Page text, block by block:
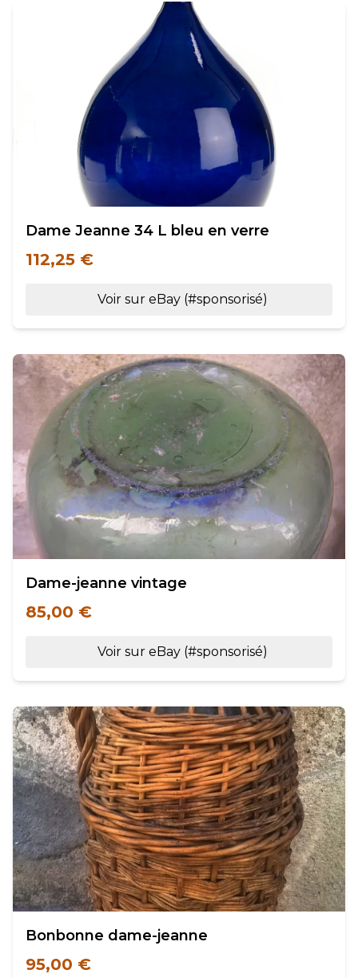
Dame Jeanne 34 L bleu en verre
112,25 €
Voir sur eBay (#sponsorisé)
Dame-jeanne vintage
85,00 €
Voir sur eBay (#sponsorisé)
Bonbonne dame-jeanne
95,00 €